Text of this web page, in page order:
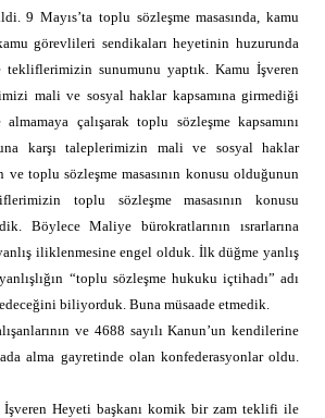
9 Mayıs’ta toplu sözleşme masasında, kamu
görevlileri sendikaları heyetinin huzurunda
sunumunu yaptık. Kamu İşveren
mali ve sosyal haklar kapsamına girmediği
çalışarak toplu sözleşme kapsamını
karşı taleplerimizin mali ve sosyal haklar
ve toplu sözleşme masasının konusu olduğunun
toplu sözleşme masasının konusu
Böylece Maliye bürokratlarının ısrarlarına
iliklenmesine engel olduk. İlk düğme yanlış
“toplu sözleşme hukuku içtihadı” adı
biliyorduk. Buna müsaade etmedik.
ve 4688 sayılı Kanun’un kendilerine
alma gayretinde olan konfederasyonlar oldu.
İşveren Heyeti başkanı komik bir zam teklifi ile